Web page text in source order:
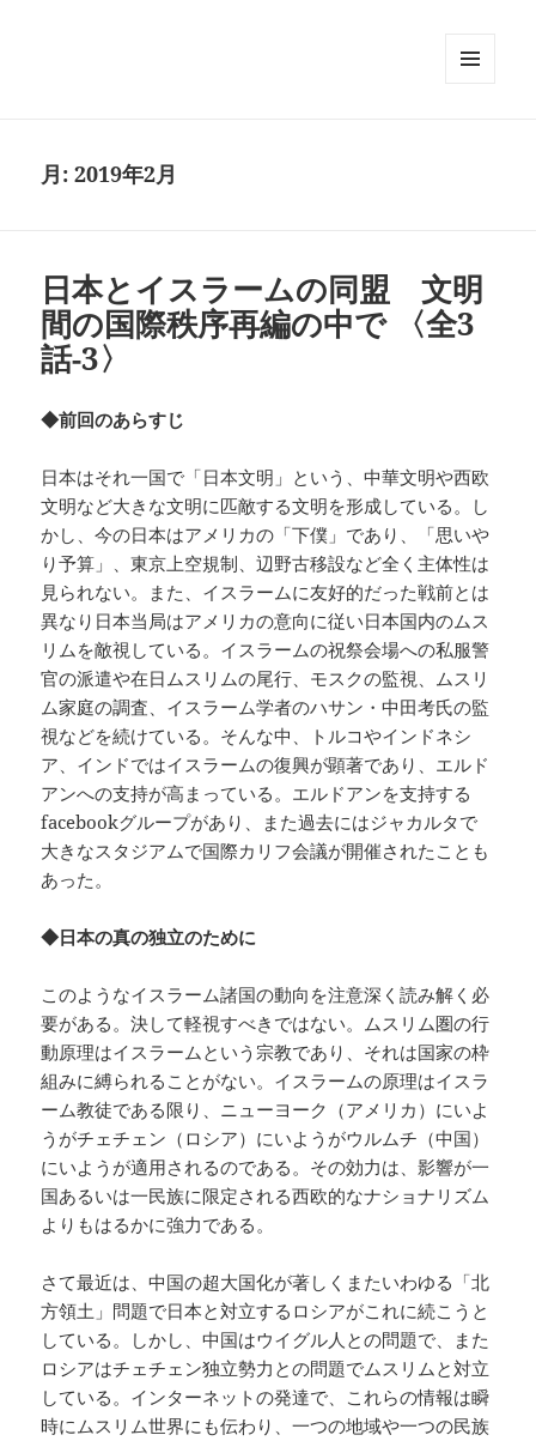
月:2019年2月
日本とイスラームの同盟 文明
間の国際秩序再編の中で 〈全3
話-3〉
◆前回のあらすじ
日本はそれ一国で「日本文明」という、中華文明や西欧
文明など大きな文明に匹敵する文明を形成している。し
かし、今の日本はアメリカの「下僕」であり、「思いや
り予算」、東京上空規制、辺野古移設など全く主体性は
見られない。また、イスラームに友好的だった戦前とは
異なり日本当局はアメリカの意向に従い日本国内のムス
リムを敵視している。イスラームの祝祭会場への私服警
官の派遣や在日ムスリムの尾行、モスクの監視、ムスリ
ム家庭の調査、イスラーム学者のハサン・中田考氏の監
視などを続けている。そんな中、トルコやインドネシ
ア、インドではイスラームの復興が顕著であり、エルド
アンへの支持が高まっている。エルドアンを支持する
facebookグループがあり、また過去にはジャカルタで
大きなスタジアムで国際カリフ会議が開催されたことも
あった。
◆日本の真の独立のために
このようなイスラーム諸国の動向を注意深く読み解く必
要がある。決して軽視すべきではない。ムスリム圏の行
動原理はイスラームという宗教であり、それは国家の枠
組みに縛られることがない。イスラームの原理はイスラ
ーム教徒である限り、ニューヨーク（アメリカ）にいよ
うがチェチェン（ロシア）にいようがウルムチ（中国）
にいようが適用されるのである。その効力は、影響が一
国あるいは一民族に限定される西欧的なナショナリズム
よりもはるかに強力である。
さて最近は、中国の超大国化が著しくまたいわゆる「北
方領土」問題で日本と対立するロシアがこれに続こうと
している。しかし、中国はウイグル人との問題で、また
ロシアはチェチェン独立勢力との問題でムスリムと対立
している。インターネットの発達で、これらの情報は瞬
時にムスリム世界にも伝わり、一つの地域や一つの民族